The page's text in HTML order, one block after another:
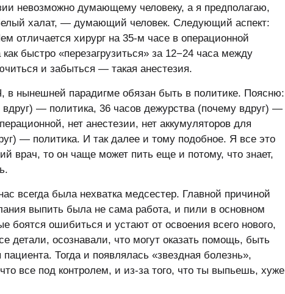
невозможно думающему человеку, а я предполагаю,
халат, — думающий человек. Следующий аспект:
отличается хирург на 35-м часе в операционной
быстро «перезагрузиться» за 12−24 часа между
и забыться — такая анестезия.
в нынешней парадигме обязан быть в политике. Поясню:
вдруг) — политика, 36 часов дежурства (почему вдруг) —
нет анестезии, нет аккумуляторов для
— политика. И так далее и тому подобное. Я все это
врач, то он чаще может пить еще и потому, что знает,
всегда была нехватка медсестер. Главной причиной
выпить была не сама работа, и пили в основном
боятся ошибиться и устают от освоения всего нового,
детали, осознавали, что могут оказать помощь, быть
Тогда и появлялась «звездная болезнь»,
все под контролем, и из-за того, что ты выпьешь, хуже